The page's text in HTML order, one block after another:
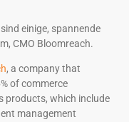
sind einige, spannende
CMO Bloomreach.
, a company that
of commerce
products, which include
management